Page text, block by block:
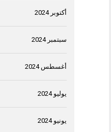
أكتوبر 2024
سبتمبر 2024
أغسطس 2024
يوليو 2024
يونيو 2024